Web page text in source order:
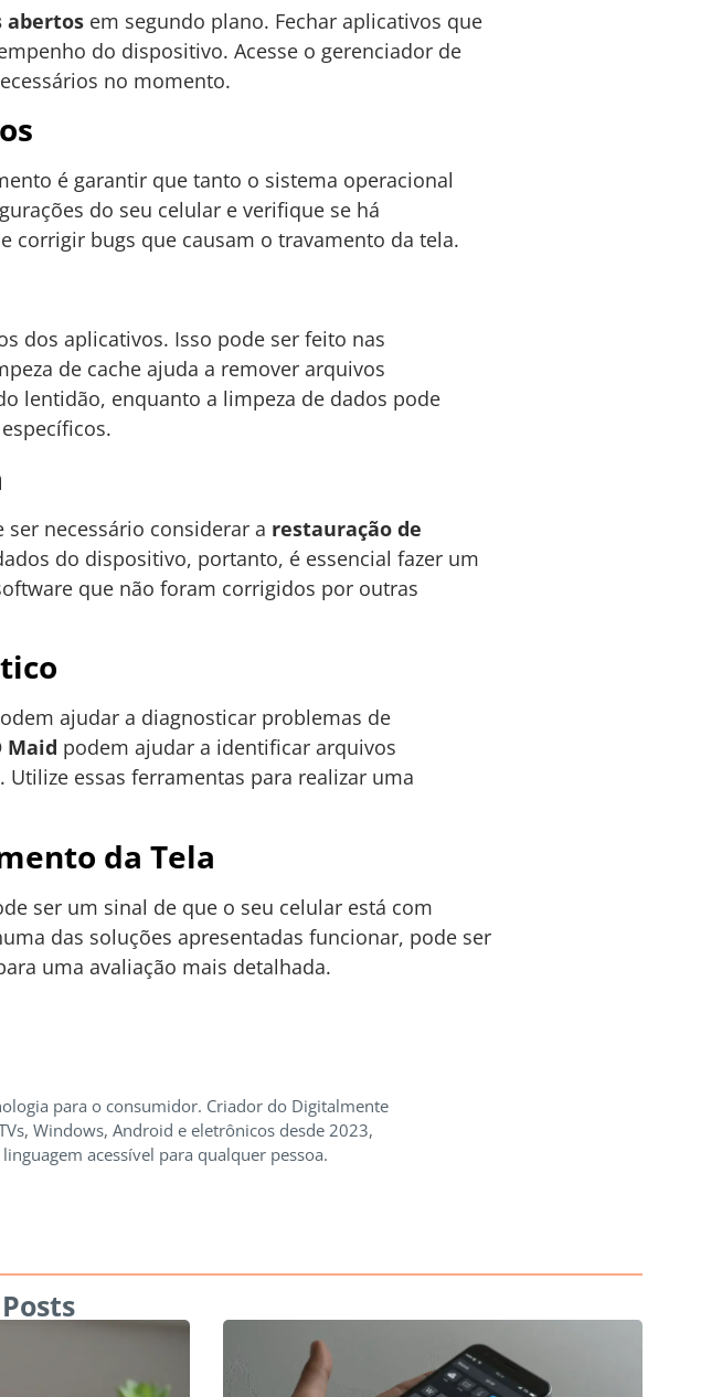
abertos em segundo plano. Fechar aplicativos que
do dispositivo. Acesse o gerenciador de
no momento.
é garantir que tanto o sistema operacional
do seu celular e verifique se há
corrigir bugs que causam o travamento da tela.
dos aplicativos. Isso pode ser feito nas
de cache ajuda a remover arquivos
lentidão, enquanto a limpeza de dados pode
necessário considerar a restauração de
do dispositivo, portanto, é essencial fazer um
que não foram corrigidos por outras
ajudar a diagnosticar problemas de
Maid podem ajudar a identificar arquivos
essas ferramentas para realizar uma
da Tela
ser um sinal de que o seu celular está com
das soluções apresentadas funcionar, pode ser
uma avaliação mais detalhada.
para o consumidor. Criador do Digitalmente
Windows, Android e eletrônicos desde 2023,
acessível para qualquer pessoa.